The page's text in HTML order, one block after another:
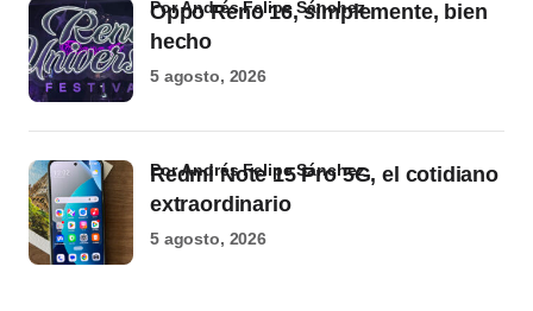
Oppo Reno 16, simplemente, bien
hecho
por Andrés Felipe Sánchez
5 agosto, 2026
Redmi Note 15 Pro 5G, el cotidiano
extraordinario
por Andrés Felipe Sánchez
5 agosto, 2026